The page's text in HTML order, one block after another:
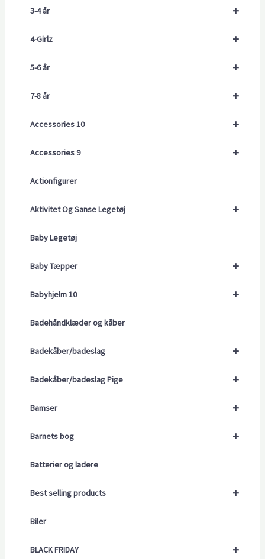
+
3-4 år
+
4-Girlz
+
5-6 år
+
7-8 år
+
Accessories 10
+
Accessories 9
Actionfigurer
+
Aktivitet Og Sanse Legetøj
Baby Legetøj
+
Baby Tæpper
+
Babyhjelm 10
Badehåndklæder og kåber
+
Badekåber/badeslag
+
Badekåber/badeslag Pige
+
Bamser
+
Barnets bog
Batterier og ladere
+
Best selling products
Biler
+
BLACK FRIDAY